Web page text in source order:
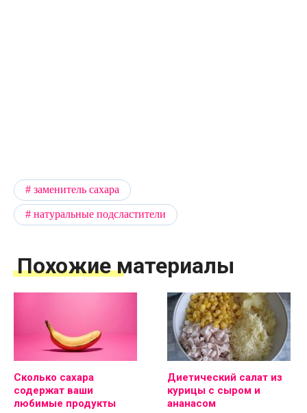
заменитель сахара
натуральные подсластители
Похожие материалы
Сколько сахара
содержат ваши
любимые продукты
Диетический салат из
курицы с сыром и
ананасом